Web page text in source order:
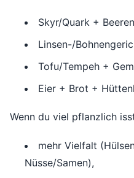
Skyr/Quark +
Linsen-/
Tofu/Tempeh +
Eier + Brot +
Wenn du viel pflanzlich
mehr Vielfalt
Nüsse/Samen),